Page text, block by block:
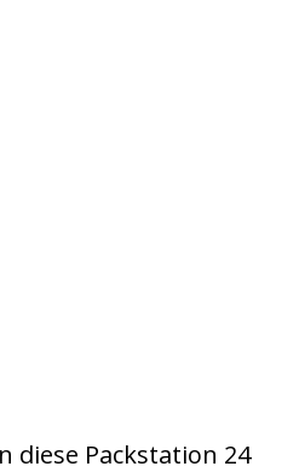
diese Packstation 24